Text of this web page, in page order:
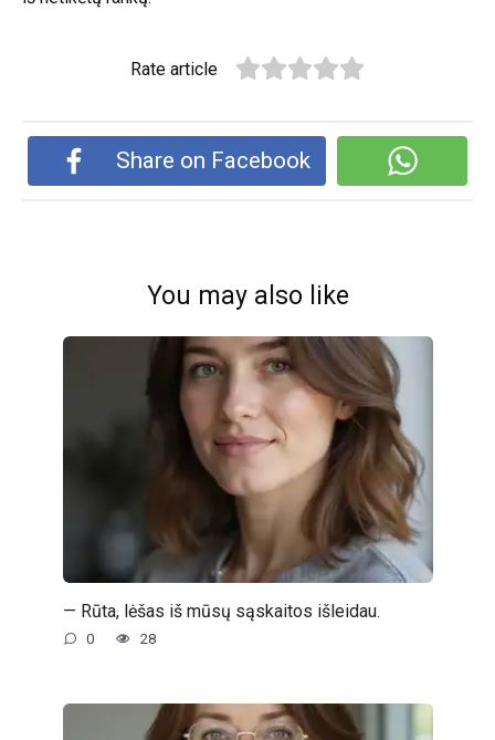
Rate article
Share on Facebook
You may also like
— Rūta, lėšas iš mūsų sąskaitos išleidau.
0 28